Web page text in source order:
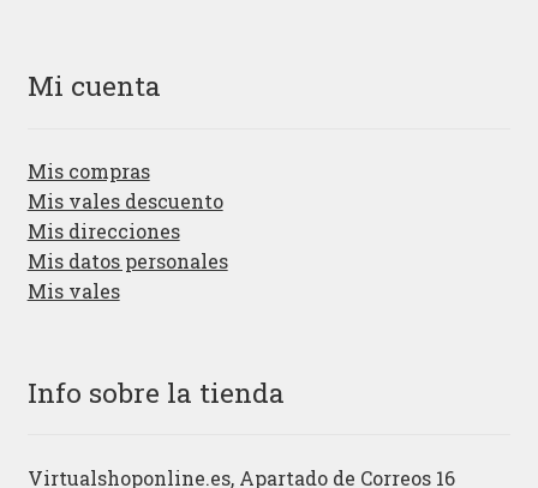
Mi cuenta
Mis compras
Mis vales descuento
Mis direcciones
Mis datos personales
Mis vales
Info sobre la tienda
Virtualshoponline.es, Apartado de Correos 16